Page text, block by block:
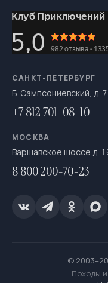
САНКТ-ПЕТЕРБУРГ
Б. Сампсониевский, д. 7
+7 812 701-08-10
МОСКВА
Варшавское шоссе д.
8 800 200-70-23
©
Походы